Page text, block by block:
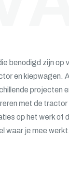
benodigd zijn op
en kiepwagen.
projecten
met de
op het werk of
waar je mee werkt.